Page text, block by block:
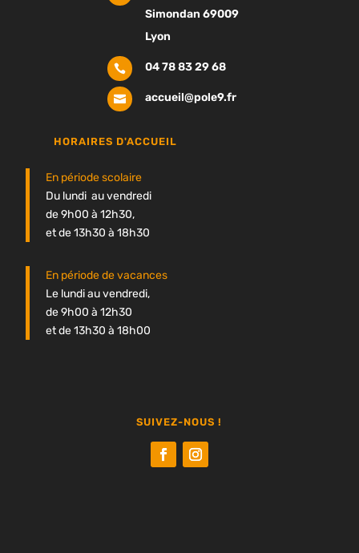
Simondan 69009
Lyon
 04 78 83 29 68
 accueil@pole9.fr
HORAIRES D'ACCUEIL
En période scolaire
Du lundi au vendredi
de 9h00 à 12h30,
et de 13h30 à 18h30
En période de vacances
Le lundi au vendredi,
de 9h00 à 12h30
et de 13h30 à 18h00
SUIVEZ-NOUS !